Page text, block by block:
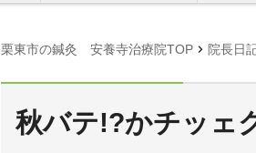
栗東市の鍼灸 安養寺治療院TOP chevron_right 院長日
秋バテ!?かチッェ